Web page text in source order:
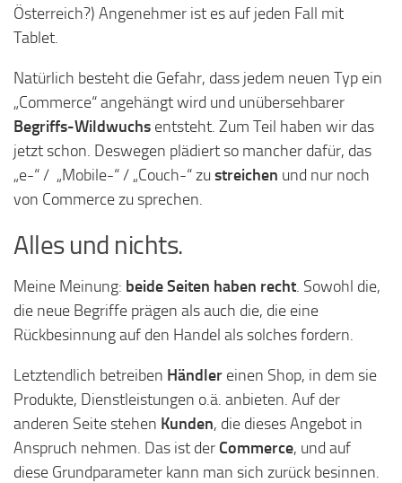
Österreich?) Angenehmer ist es auf jeden Fall mit
Tablet.
Natürlich besteht die Gefahr, dass jedem neuen Typ ein
„Commerce“ angehängt wird und unübersehbarer
Begriffs-Wildwuchs entsteht. Zum Teil haben wir das
jetzt schon. Deswegen plädiert so mancher dafür, das
„e-“ / „Mobile-“ / „Couch-“ zu streichen und nur noch
von Commerce zu sprechen.
Alles und nichts.
Meine Meinung: beide Seiten haben recht. Sowohl die,
die neue Begriffe prägen als auch die, die eine
Rückbesinnung auf den Handel als solches fordern.
Letztendlich betreiben Händler einen Shop, in dem sie
Produkte, Dienstleistungen o.ä. anbieten. Auf der
anderen Seite stehen Kunden, die dieses Angebot in
Anspruch nehmen. Das ist der Commerce, und auf
diese Grundparameter kann man sich zurück besinnen.